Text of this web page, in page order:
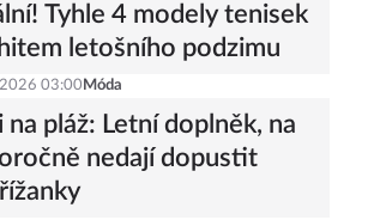
Tyhle 4 modely tenisek
letošního podzimu
03:00 Móda
na pláž: Letní doplněk, na
nedají dopustit